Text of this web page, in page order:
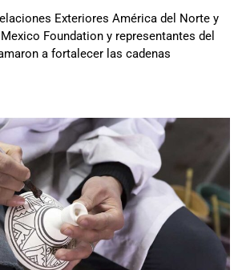
Exteriores América del Norte y
Foundation y representantes del
a fortalecer las cadenas